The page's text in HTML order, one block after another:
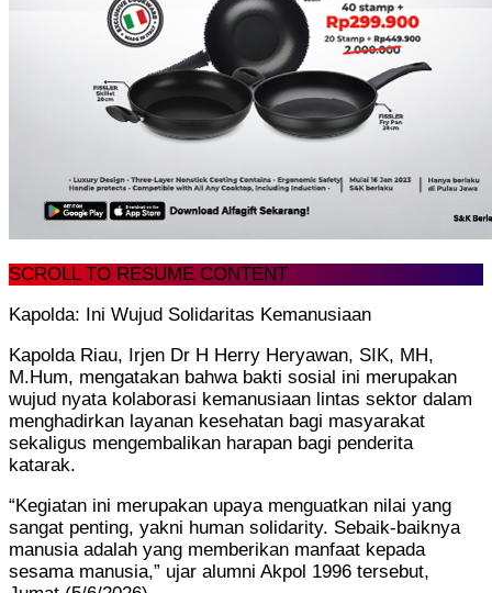
SCROLL TO RESUME CONTENT
Kapolda: Ini Wujud Solidaritas Kemanusiaan
Kapolda Riau, Irjen Dr H Herry Heryawan, SIK, MH,
M.Hum, mengatakan bahwa bakti sosial ini merupakan
wujud nyata kolaborasi kemanusiaan lintas sektor dalam
menghadirkan layanan kesehatan bagi masyarakat
sekaligus mengembalikan harapan bagi penderita
katarak.
“Kegiatan ini merupakan upaya menguatkan nilai yang
sangat penting, yakni human solidarity. Sebaik-baiknya
manusia adalah yang memberikan manfaat kepada
sesama manusia,” ujar alumni Akpol 1996 tersebut,